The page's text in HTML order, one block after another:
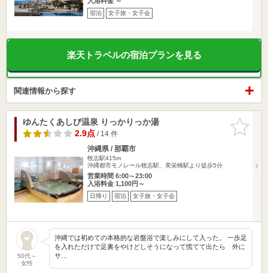
宿泊 女子旅・女子会
楽天トラベルの宿泊プランを見る
関連情報から探す
お気に入
りに追加
ゆんたくあしび温泉 りっかりっか湯
2.9点/ 14 件
沖縄県 / 那覇市
牧志駅415m
沖縄都市モノレール牧志駅、美栄橋駅より徒歩5分
営業時間 6:00～23:00
入浴料金 1,100円～
日帰り 宿泊 女子旅・女子会
50代～
女性
沖縄では初めての本格的な岩盤浴で楽しみにして入った。 一歩足
を入れただけで足裏をやけどしそうになって慌てて出たら 外に
サ…